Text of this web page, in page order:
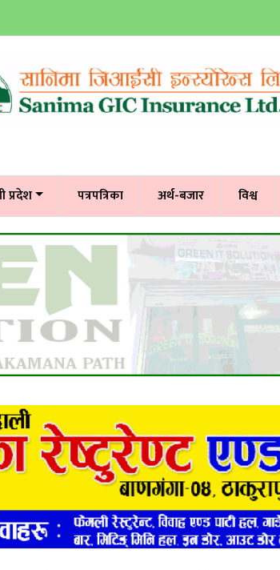
प्रदेश पत्रपत्रिका अर्थ-बजार विश्व